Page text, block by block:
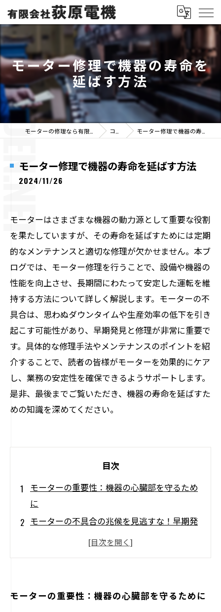
モーター修理で機器の寿命を
延ばす方法
コラム モーター修理で機器の寿命を延ばす方法
モーター修理で機器の寿命を延ばす方法
2024/11/26
モーターはさまざまな機器の動力源として重要な役割
を果たしていますが、その寿命を延ばすためには定期
的なメンテナンスと適切な修理が欠かせません。本ブ
ログでは、モーター修理を行うことで、設備や機器の
性能を向上させ、長期間にわたって安定した運転を維
持する方法について詳しく解説します。モーターの不
具合は、思わぬダウンタイムや生産効率の低下を引き
起こす可能性があり、早期発見と修理が非常に重要で
す。具体的な修理手法やメンテナンスのポイントを紹
介することで、読者の皆様がモーターを効果的にケア
し、業務の安定性を確保できるようサポートします。
是非、最後までご覧いただき、機器の寿命を延ばすた
めの知識を深めてください。
目次
モーターの重要性：機器の心臓部を守るため
に
モーターの不具合の兆候を見逃すな！早期発
成功するモーター修理の秘訣：専門家のアド
長のメリット
モーターの重要性：機器の心臓部を守るために